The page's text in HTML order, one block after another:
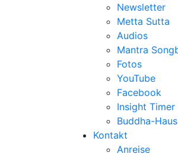
Newsletter
Metta Sutta
Audios
Mantra
Fotos
YouTube
Facebook
Insight Timer
Buddha-
Kontakt
Anreise